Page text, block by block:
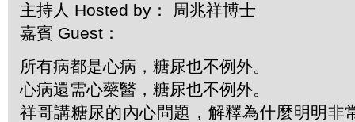
主持人 Hosted by： 周兆祥博士
嘉賓 Guest：
所有病都是心病，糖尿也不例外。
心病還需心藥醫，糖尿也不例外。
祥哥講糖尿的內心問題，解釋為什麼明明非